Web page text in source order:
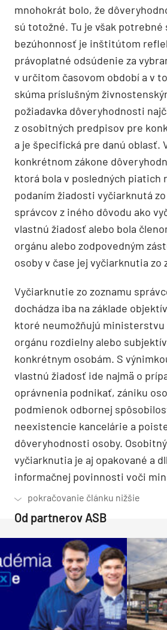
mnohokrát bolo, že
sú totožné. Tu je však
bezúhonnosť je inštitútom
právoplatné odsúdenie za
v určitom časovom období a v
skúma príslušným
požiadavka dôveryhodnosti
z osobitných predpisov pre
a je špecifická pre danú oblasť.
konkrétnom zákone
ktorá bola v posledných piatich
podaním žiadosti vyčiarknutá
správcov z iného dôvodu ako
vlastnú žiadosť alebo bola
orgánu alebo zodpovedným
osoby v čase jej vyčiarknutia zo
Vyčiarknutie zo zoznamu
dochádza iba na základe
ktoré neumožňujú ministerstvu
orgánu rozdielny alebo
konkrétnym osobám. S
vlastnú žiadosť ide najmä o
oprávnenia podnikať, zániku
podmienok odbornej
neexistencie kancelárie a
dôveryhodnosti osoby.
vyčiarknutia je aj opakované a
informačnej povinnosti voči
Od partnerov ASB